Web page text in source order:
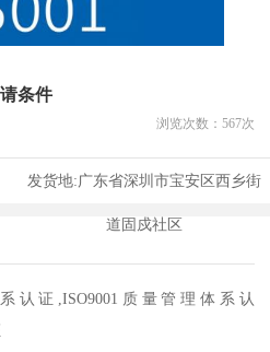
条件
浏览次数： 567次
发货地:广东省深圳市宝安区西乡街
道固戍社区
认证,ISO9001质量管理体系认